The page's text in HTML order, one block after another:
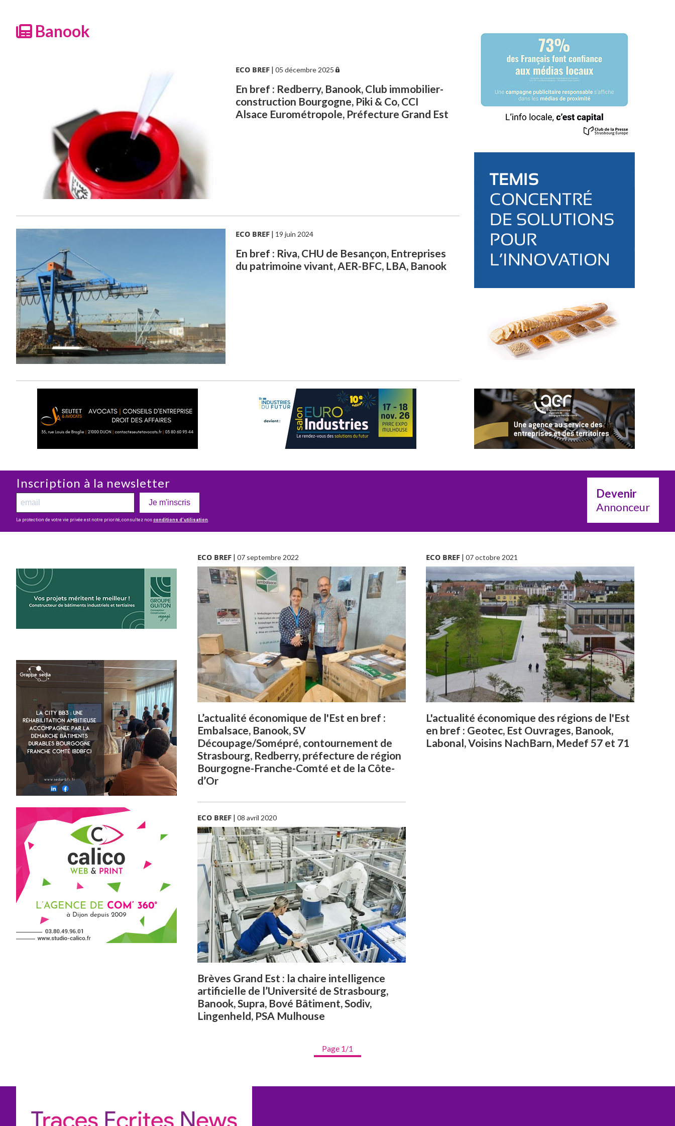
Banook
ECO BREF| 05 décembre 2025
En bref : Redberry, Banook, Club immobilier-
construction Bourgogne, Piki & Co, CCI
Alsace Eurométropole, Préfecture Grand Est
ECO BREF| 19 juin 2024
En bref : Riva, CHU de Besançon, Entreprises
du patrimoine vivant, AER-BFC, LBA, Banook
Inscription à la newsletter
Je m'inscris
La protection de votre vie privée est notre priorité, consultez nos conditions d’utilisation
Devenir
Annonceur
ECO BREF |07 septembre 2022
L’actualité économique de l'Est en bref :
Embalsace, Banook, SV
Découpage/Somépré, contournement de
Strasbourg, Redberry, préfecture de région
Bourgogne-Franche-Comté et de la Côte-
d’Or
ECO BREF |07 octobre 2021
L'actualité économique des régions de l'Est
en bref : Geotec, Est Ouvrages, Banook,
Labonal, Voisins NachBarn, Medef 57 et 71
ECO BREF |08 avril 2020
Brèves Grand Est : la chaire intelligence
artificielle de l’Université de Strasbourg,
Banook, Supra, Bové Bâtiment, Sodiv,
Lingenheld, PSA Mulhouse
Page 1/1